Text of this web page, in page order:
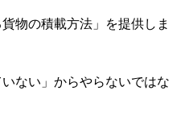
物の積載方法」を提供しま
ない」からやらないではな